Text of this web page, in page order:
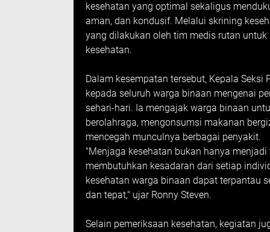
kesehatan yang optimal sekaligus
aman, dan kondusif. Melalui skrining
yang dilakukan oleh tim medis rutan
kesehatan.
Dalam kesempatan tersebut, Kepala Seksi
kepada seluruh warga binaan mengenai
sehari-hari. Ia mengajak warga binaan
berolahraga, mengonsumsi makanan
mencegah munculnya berbagai penyakit.
"Menjaga kesehatan bukan hanya
membutuhkan kesadaran dari setiap
kesehatan warga binaan dapat terpantau
dan tepat," ujar Ronny Steven.
Selain pemeriksaan kesehatan, kegiatan